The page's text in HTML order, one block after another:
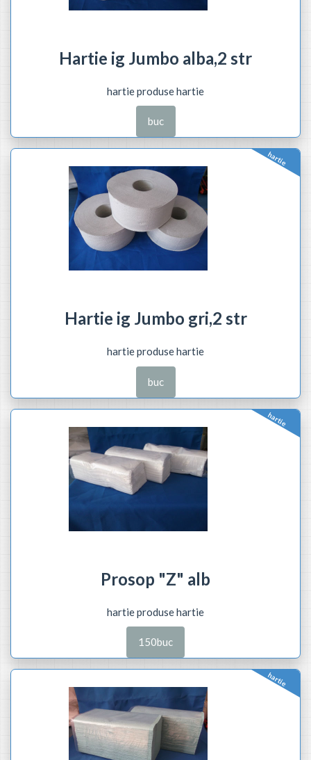
Hartie ig Jumbo alba,2 str
hartie produse hartie
buc
hartie
Hartie ig Jumbo gri,2 str
hartie produse hartie
buc
hartie
Prosop "Z" alb
hartie produse hartie
150buc
hartie